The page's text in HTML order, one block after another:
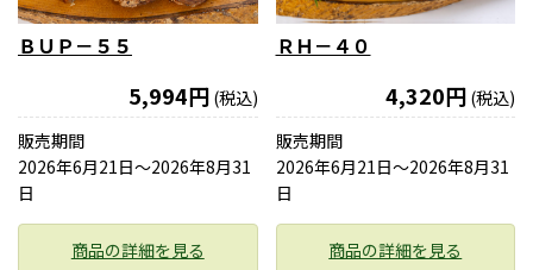
ＢＵＰ－５５
5,994円 (税込)
販売期間
2026年6月21日〜2026年8月31
日
商品の詳細を見る
ＲＨ－４０
4,320円 (税込)
販売期間
2026年6月21日〜2026年8月31
日
商品の詳細を見る